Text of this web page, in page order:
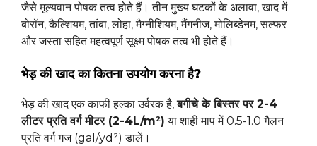
जैसे मूल्यवान पोषक तत्व होते हैं। तीन मुख्य घटकों के अलावा, खाद में
बोरॉन, कैल्शियम, तांबा, लोहा, मैग्नीशियम, मैंगनीज, मोलिब्डेनम, सल्फर
और जस्ता सहित महत्वपूर्ण सूक्ष्म पोषक तत्व भी होते हैं।
भेड़ की खाद का कितना उपयोग करना है?
भेड़ की खाद एक काफी हल्का उर्वरक है,बगीचे के बिस्तर पर 2-4
लीटर प्रति वर्ग मीटर (2-4L/m²) या शाही माप में 0.5-1.0 गैलन
प्रति वर्ग गज (gal/yd²) डालें।